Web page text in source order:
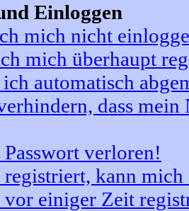
Einloggen
mich nicht
mich überhaupt
automatisch
dass
verloren!
kann
vor einiger Zeit